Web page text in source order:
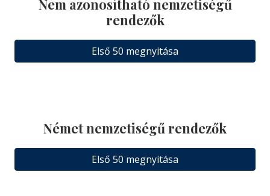
Nem azonosítható nemzetiségű
rendezők
Első 50 megnyitása
Német nemzetiségű rendezők
Első 50 megnyitása